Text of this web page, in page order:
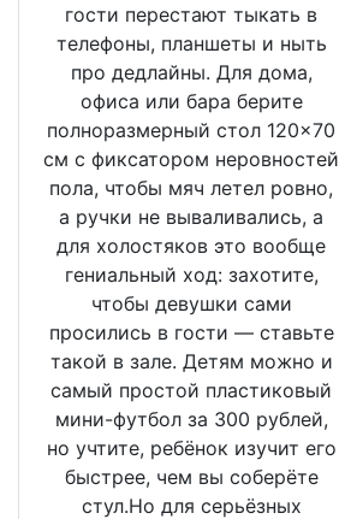
гости перестают тыкать в
телефоны, планшеты и ныть
про дедлайны. Для дома,
офиса или бара берите
полноразмерный стол 120×70
см с фиксатором неровностей
пола, чтобы мяч летел ровно,
а ручки не вываливались, а
для холостяков это вообще
гениальный ход: захотите,
чтобы девушки сами
просились в гости — ставьте
такой в зале. Детям можно и
самый простой пластиковый
мини-футбол за 300 рублей,
но учтите, ребёнок изучит его
быстрее, чем вы соберёте
стул.Но для серьёзных